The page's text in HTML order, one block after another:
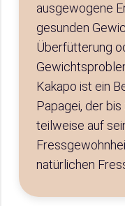
ausgewogene
gesunden
Überfütterung
Kakapo ist ein
Papagei, der
teilweise auf
natürlichen